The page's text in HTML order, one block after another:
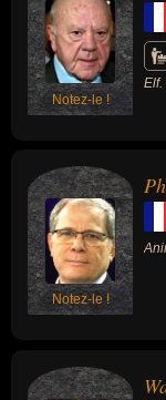
Notez-le !
Elf.
Notez-le !